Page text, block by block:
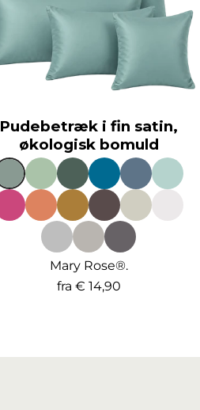
Pudebetræk i fin satin,
økologisk bomuld
Mary Rose®.
fra € 14,90